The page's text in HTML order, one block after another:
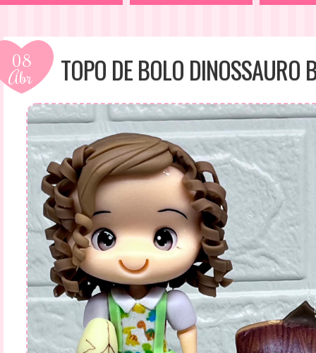
08
Abr TOPO DE BOLO DINOSSAURO